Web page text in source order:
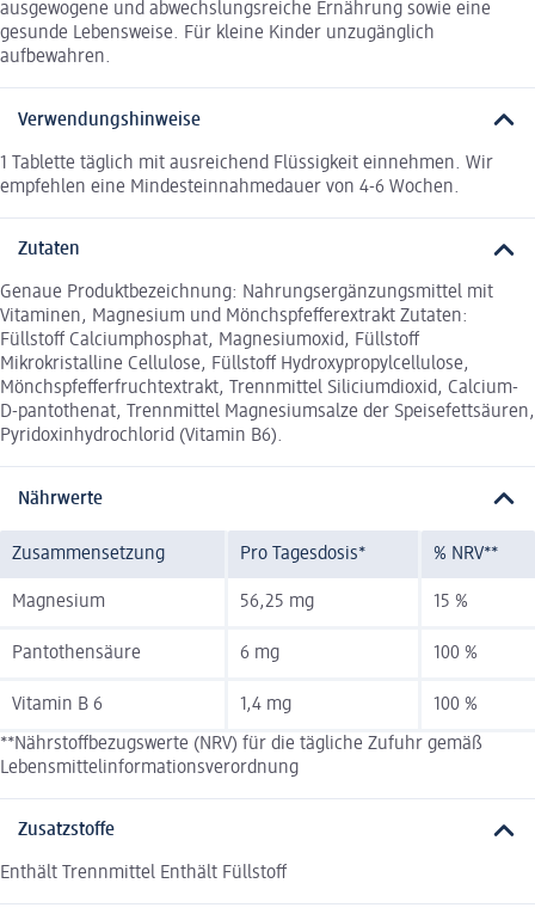
ausgewogene und abwechslungsreiche Ernährung sowie eine
gesunde Lebensweise. Für kleine Kinder unzugänglich
aufbewahren.
Verwendungshinweise
1 Tablette täglich mit ausreichend Flüssigkeit einnehmen. Wir
empfehlen eine Mindesteinnahmedauer von 4-6 Wochen.
Zutaten
Genaue Produktbezeichnung: Nahrungsergänzungsmittel mit
Vitaminen, Magnesium und Mönchspfefferextrakt Zutaten:
Füllstoff Calciumphosphat, Magnesiumoxid, Füllstoff
Mikrokristalline Cellulose, Füllstoff Hydroxypropylcellulose,
Mönchspfefferfruchtextrakt, Trennmittel Siliciumdioxid, Calcium-
D-pantothenat, Trennmittel Magnesiumsalze der Speisefettsäuren,
Pyridoxinhydrochlorid (Vitamin B6).
Nährwerte
Zusammensetzung Pro Tagesdosis* % NRV**
Magnesium 56,25 mg 15 %
Pantothensäure 6 mg 100 %
Vitamin B 6 1,4 mg 100 %
**Nährstoffbezugswerte (NRV) für die tägliche Zufuhr gemäß
Lebensmittelinformationsverordnung
Zusatzstoffe
Enthält Trennmittel Enthält Füllstoff